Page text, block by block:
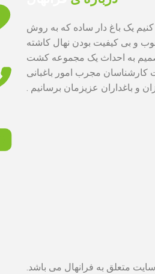
کنیم یک باغ دار ساده که به روش
و بی کیفیت بودن نهال کاشته
به احداث یک مجموعه کشت
کارشناسان مجرب امور باغبانی
و باغداران عزیزمان برسانیم .
متعلق به فرانهال می باشد.